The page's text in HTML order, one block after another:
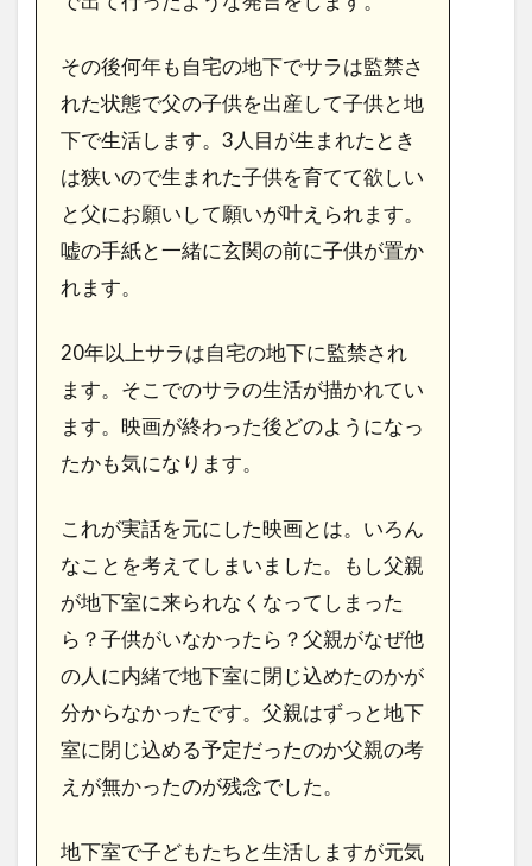
その後何年も自宅の地下でサラは監禁さ
れた状態で父の子供を出産して子供と地
下で生活します。3人目が生まれたとき
は狭いので生まれた子供を育てて欲しい
と父にお願いして願いが叶えられます。
嘘の手紙と一緒に玄関の前に子供が置か
れます。
20年以上サラは自宅の地下に監禁され
ます。そこでのサラの生活が描かれてい
ます。映画が終わった後どのようになっ
たかも気になります。
これが実話を元にした映画とは。いろん
なことを考えてしまいました。もし父親
が地下室に来られなくなってしまった
ら？子供がいなかったら？父親がなぜ他
の人に内緒で地下室に閉じ込めたのかが
分からなかったです。父親はずっと地下
室に閉じ込める予定だったのか父親の考
えが無かったのが残念でした。
地下室で子どもたちと生活しますが元気